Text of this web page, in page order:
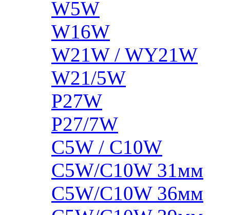
W5W
W16W
W21W / WY21W
W21/5W
P27W
P27/7W
C5W / C10W
C5W/C10W 31мм
C5W/C10W 36мм